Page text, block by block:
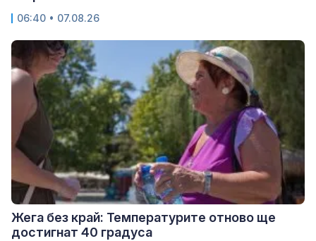
06:40 • 07.08.26
Жега без край: Температурите отново ще
достигнат 40 градуса